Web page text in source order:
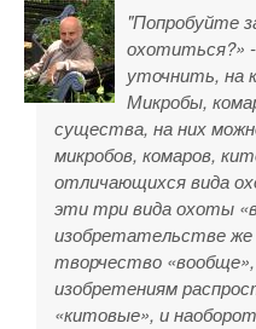
"Попробуйте
охотиться?»
уточнить, на
Микробы,
существа, на них
микробов, комаров,
отличающихся вида
эти три вида охоты
изобретательстве же
творчество
изобретениям
«китовые», и